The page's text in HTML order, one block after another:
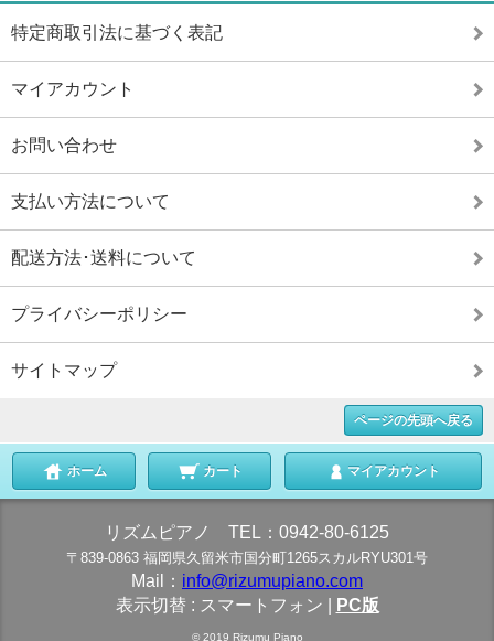
特定商取引法に基づく表記
マイアカウント
お問い合わせ
支払い方法について
配送方法･送料について
プライバシーポリシー
サイトマップ
ページの先頭へ戻る
ホーム カート マイアカウント
リズムピアノ TEL：0942-80-6125
〒839-0863 福岡県久留米市国分町1265スカルRYU301号
Mail： info@rizumupiano.com
表示切替 : スマートフォン PC版
© 2019 Rizumu Piano